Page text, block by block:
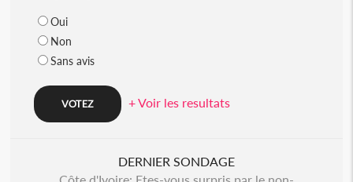
Oui
Non
Sans avis
+ Voir les resultats
DERNIER SONDAGE